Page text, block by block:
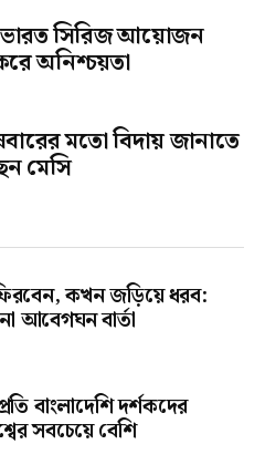
ভারত সিরিজ আয়োজন
অনিশ্চয়তা
মতো বিদায় জানাতে
মেসি
কখন জড়িয়ে ধরব:
আবেগঘন বার্তা
বাংলাদেশি দর্শকদের
সবচেয়ে বেশি